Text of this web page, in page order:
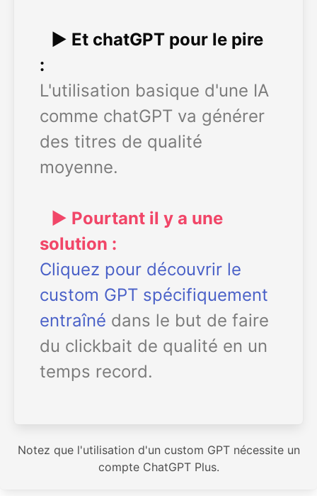
► Et chatGPT pour le pire
:
L'utilisation basique d'une IA
comme chatGPT va générer
des titres de qualité
moyenne.
► Pourtant il y a une
solution :
Cliquez pour découvrir le
custom GPT spécifiquement
entraîné dans le but de faire
du clickbait de qualité en un
temps record.
Notez que l'utilisation d'un custom GPT nécessite un
compte ChatGPT Plus.